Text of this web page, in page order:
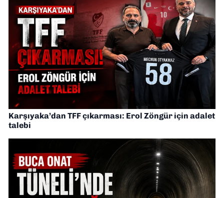
Karşıyaka’dan TFF çıkarması: Erol Zöngür için adalet
talebi